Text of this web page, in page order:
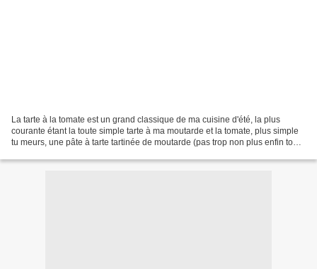
La tarte à la tomate est un grand classique de ma cuisine d'été, la plus
courante étant la toute simple tarte à ma moutarde et la tomate, plus simple
tu meurs, une pâte à tarte tartinée de moutarde (pas trop non plus enfin tout